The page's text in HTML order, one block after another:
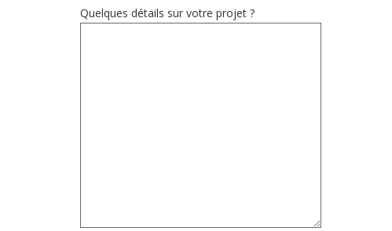
Quelques détails sur votre projet ?